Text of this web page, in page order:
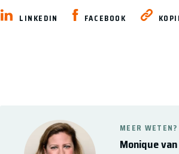
LINKEDIN
FACEBOOK
Monique
MEER